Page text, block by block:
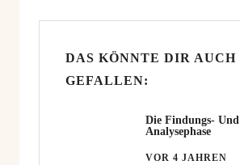
DAS KÖNNTE DIR AUCH
GEFALLEN:
Die Findungs- Und
Analysephase
VOR 4 JAHREN